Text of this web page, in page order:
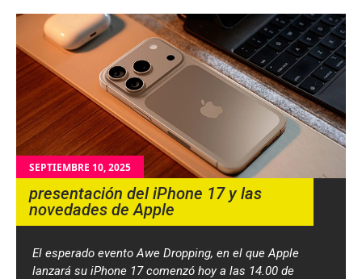
Familia de auspiciantes
SEPTIEMBRE 10, 2025
presentación del iPhone 17 y las
novedades de Apple
El esperado evento Awe Dropping, en el que Apple
lanzará su iPhone 17 comenzó hoy a las 14.00 de